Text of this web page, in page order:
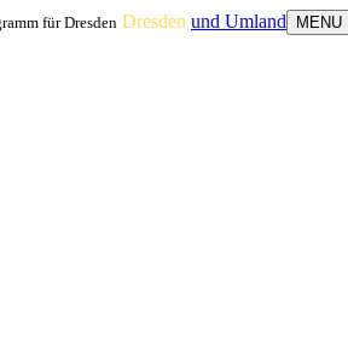
für Dresden Dresden und Umland MENU